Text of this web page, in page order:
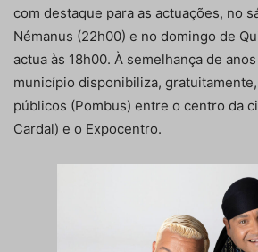
com destaque para as actuações, no
Némanus (22h00) e no domingo de
actua às 18h00. À semelhança de
município disponibiliza,
públicos (Pombus) entre o centro da
Cardal) e o Expocentro.